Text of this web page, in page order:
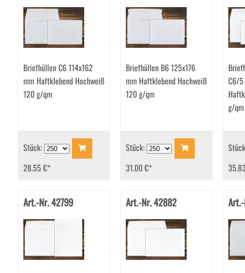
Briefhüllen C6 114x162
mm Haftklebend Hochweiß
120 g/qm
Stück:
28.55 €*
Briefhüllen B6 125x176
mm Haftklebend Hochweiß
120 g/qm
Stück:
31.00 €*
C6/5
g/qm
Art.-Nr. 42799 Art.-Nr. 42882